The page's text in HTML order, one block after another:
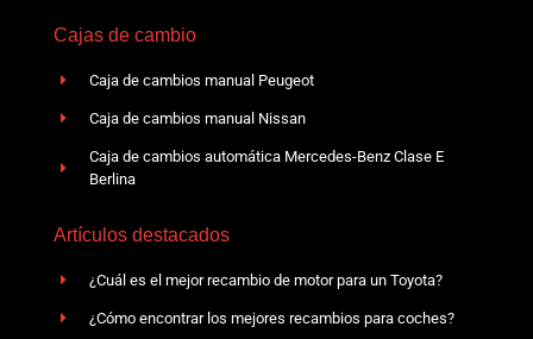
Cajas de cambio
Caja de cambios manual Peugeot
Caja de cambios manual Nissan
Caja de cambios automática Mercedes-Benz Clase E
Berlina
Artículos destacados
¿Cuál es el mejor recambio de motor para un Toyota?
¿Cómo encontrar los mejores recambios para coches?